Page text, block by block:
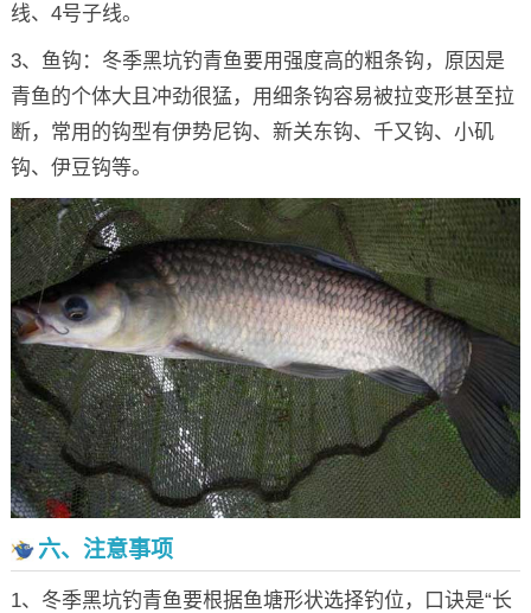
线、4号子线。
3、鱼钩：冬季黑坑钓青鱼要用强度高的粗条钩，原因是
青鱼的个体大且冲劲很猛，用细条钩容易被拉变形甚至拉
断，常用的钩型有伊势尼钩、新关东钩、千又钩、小矶
钩、伊豆钩等。
六、注意事项
1、冬季黑坑钓青鱼要根据鱼塘形状选择钓位，口诀是“长